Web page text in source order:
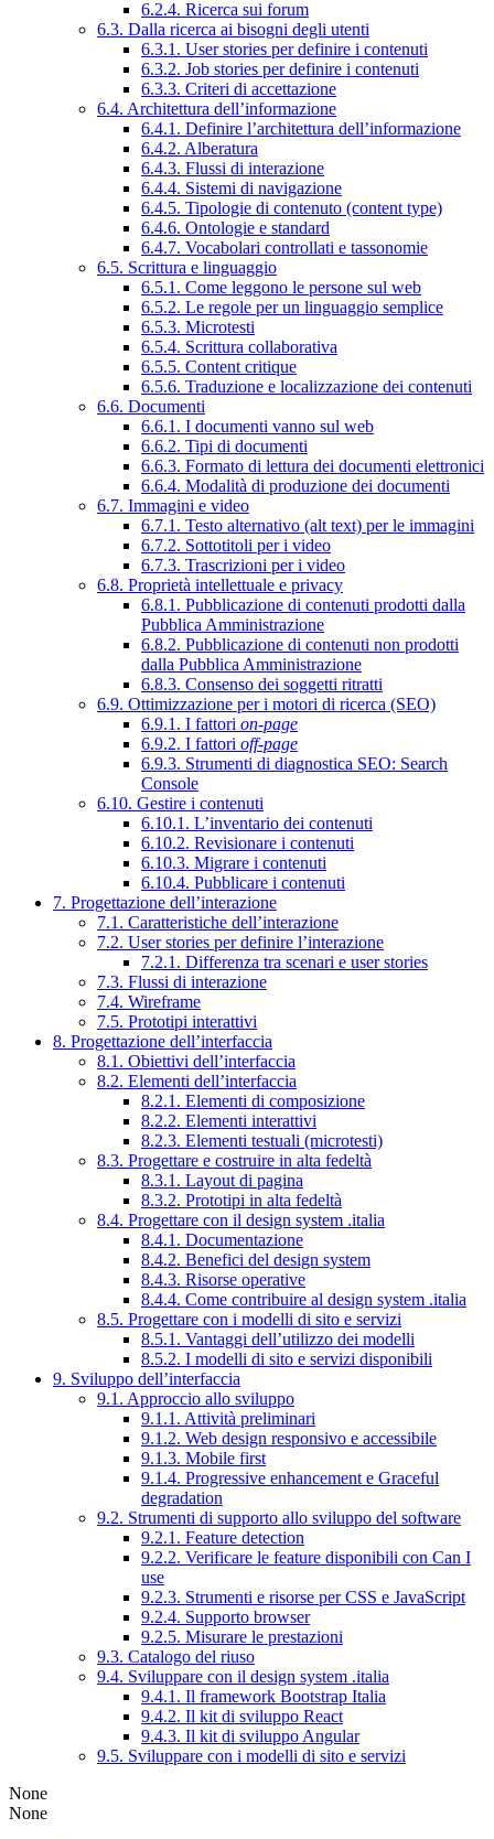
6.2.4. Ricerca sui forum
6.3. Dalla ricerca ai bisogni degli utenti
6.3.1. User stories per definire i contenuti
6.3.2. Job stories per definire i contenuti
6.3.3. Criteri di accettazione
6.4. Architettura dell’informazione
6.4.1. Definire l’architettura dell’informazione
6.4.2. Alberatura
6.4.3. Flussi di interazione
6.4.4. Sistemi di navigazione
6.4.5. Tipologie di contenuto (content type)
6.4.6. Ontologie e standard
6.4.7. Vocabolari controllati e tassonomie
6.5. Scrittura e linguaggio
6.5.1. Come leggono le persone sul web
6.5.2. Le regole per un linguaggio semplice
6.5.3. Microtesti
6.5.4. Scrittura collaborativa
6.5.5. Content critique
6.5.6. Traduzione e localizzazione dei contenuti
6.6. Documenti
6.6.1. I documenti vanno sul web
6.6.2. Tipi di documenti
6.6.3. Formato di lettura dei documenti elettronici
6.6.4. Modalità di produzione dei documenti
6.7. Immagini e video
6.7.1. Testo alternativo (alt text) per le immagini
6.7.2. Sottotitoli per i video
6.7.3. Trascrizioni per i video
6.8. Proprietà intellettuale e privacy
6.8.1. Pubblicazione di contenuti prodotti dalla
Pubblica Amministrazione
6.8.2. Pubblicazione di contenuti non prodotti
dalla Pubblica Amministrazione
6.8.3. Consenso dei soggetti ritratti
6.9. Ottimizzazione per i motori di ricerca (SEO)
6.9.1. I fattori on-page
6.9.2. I fattori off-page
6.9.3. Strumenti di diagnostica SEO: Search
Console
6.10. Gestire i contenuti
6.10.1. L’inventario dei contenuti
6.10.2. Revisionare i contenuti
6.10.3. Migrare i contenuti
6.10.4. Pubblicare i contenuti
7. Progettazione dell’interazione
7.1. Caratteristiche dell’interazione
7.2. User stories per definire l’interazione
7.2.1. Differenza tra scenari e user stories
7.3. Flussi di interazione
7.4. Wireframe
7.5. Prototipi interattivi
8. Progettazione dell’interfaccia
8.1. Obiettivi dell’interfaccia
8.2. Elementi dell’interfaccia
8.2.1. Elementi di composizione
8.2.2. Elementi interattivi
8.2.3. Elementi testuali (microtesti)
8.3. Progettare e costruire in alta fedeltà
8.3.1. Layout di pagina
8.3.2. Prototipi in alta fedeltà
8.4. Progettare con il design system .italia
8.4.1. Documentazione
8.4.2. Benefici del design system
8.4.3. Risorse operative
8.4.4. Come contribuire al design system .italia
8.5. Progettare con i modelli di sito e servizi
8.5.1. Vantaggi dell’utilizzo dei modelli
8.5.2. I modelli di sito e servizi disponibili
9. Sviluppo dell’interfaccia
9.1. Approccio allo sviluppo
9.1.1. Attività preliminari
9.1.2. Web design responsivo e accessibile
9.1.3. Mobile first
9.1.4. Progressive enhancement e Graceful
degradation
9.2. Strumenti di supporto allo sviluppo del software
9.2.1. Feature detection
9.2.2. Verificare le feature disponibili con Can I
use
9.2.3. Strumenti e risorse per CSS e JavaScript
9.2.4. Supporto browser
9.2.5. Misurare le prestazioni
9.3. Catalogo del riuso
9.4. Sviluppare con il design system .italia
9.4.1. Il framework Bootstrap Italia
9.4.2. Il kit di sviluppo React
9.4.3. Il kit di sviluppo Angular
9.5. Sviluppare con i modelli di sito e servizi
None
None